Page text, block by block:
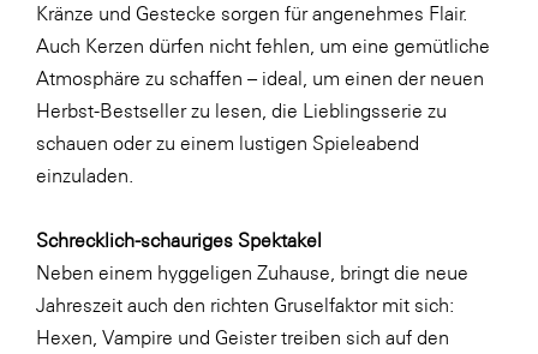
ikp
Johnson & Johnson
JELD-WEN DANA
kosaplaner
Libro
Lidl Österreich
Die Menü-Manufaktur
Kränze und Gestecke sorgen für angenehmes Flair.
Auch Kerzen dürfen nicht fehlen, um eine gemütliche
Atmosphäre zu schaffen – ideal, um einen der neuen
Herbst-Bestseller zu lesen, die Lieblingsserie zu
schauen oder zu einem lustigen Spieleabend
einzuladen.
Schrecklich-schauriges Spektakel
Neben einem hyggeligen Zuhause, bringt die neue
Jahreszeit auch den richten Gruselfaktor mit sich:
Hexen, Vampire und Geister treiben sich auf den